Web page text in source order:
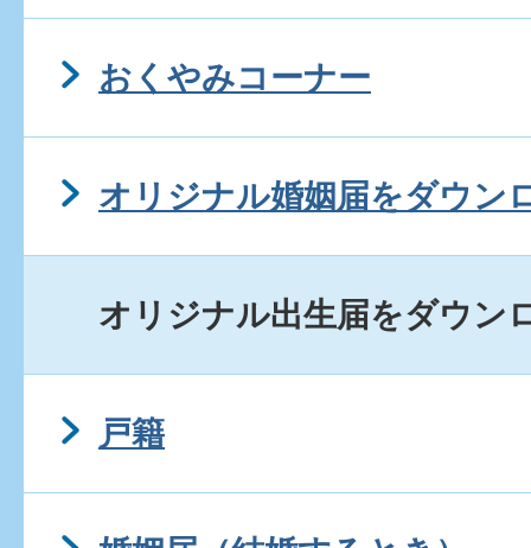
おくやみコーナー
オリジナル婚姻届をダウン
オリジナル出生届をダウン
戸籍